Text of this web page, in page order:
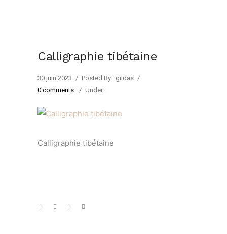
Calligraphie tibétaine
30 juin 2023 / Posted By : gildas /
0 comments
/ Under :
Calligraphie tibétaine